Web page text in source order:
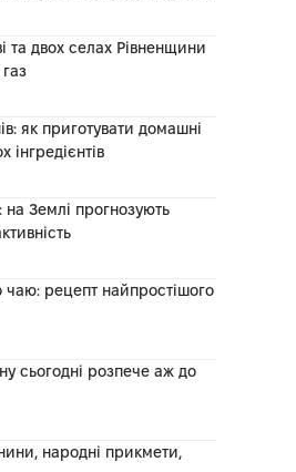
та двох селах Рівненщини
як приготувати домашні
Землі прогнозують
чаю: рецепт найпростішого
сьогодні розпече аж до
народні прикмети,